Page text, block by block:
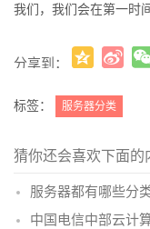
我们，我们会在第一时
分享到：
标签： 服务器分类
猜你还会喜欢下面的
服务器都有哪些分
中国电信中部云计